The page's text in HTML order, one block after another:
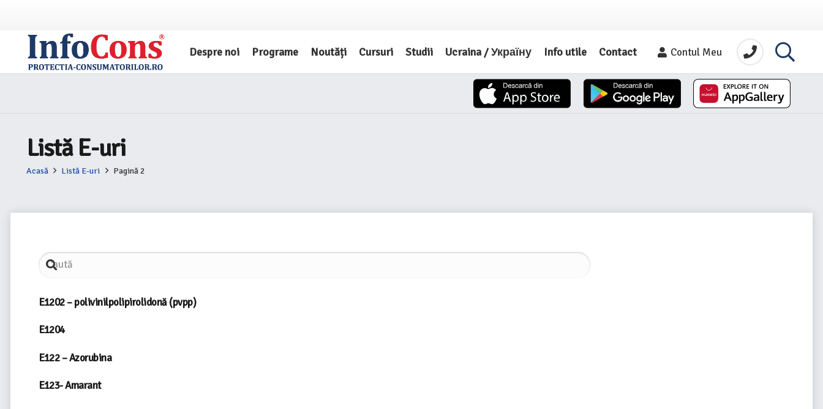
Despre noi Programe Noutăți Cursuri Studii Ucraina / Україну Info utile Contact Contul Meu
Listă E-uri
Acasă Listă E-uri Pagină 2
E1202 – polivinilpolipirolidonă (pvpp)
E1204
E122 – Azorubina
E123- Amarant